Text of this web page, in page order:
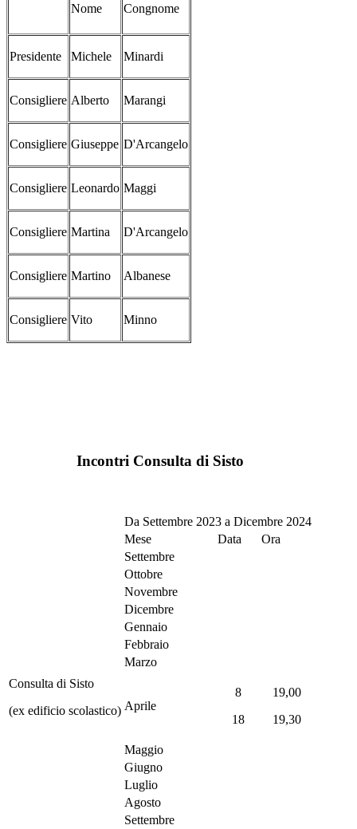
Nome Congnome
Presidente Michele Minardi
Consigliere Alberto Marangi
Consigliere Giuseppe D'Arcangelo
Consigliere Leonardo Maggi
Consigliere Martina D'Arcangelo
Consigliere Martino Albanese
Consigliere Vito Minno
Incontri Consulta di Sisto
Consulta di Sisto
(ex edificio scolastico)
Da Settembre 2023 a Dicembre 2024
Mese
Data
Ora
Settembre
Ottobre
Novembre
Dicembre
Gennaio
Febbraio
Marzo
Aprile
8
18
19,00
19,30
Maggio
Giugno
Luglio
Agosto
Settembre